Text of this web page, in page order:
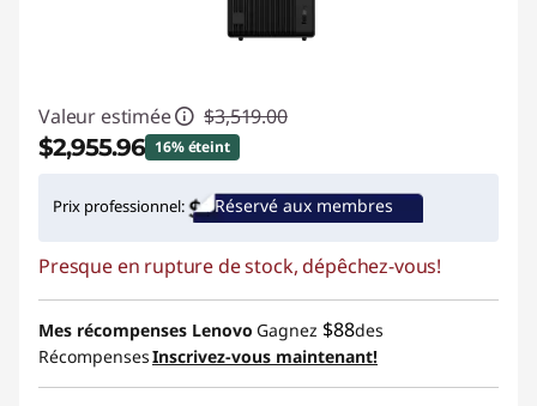
Valeur estimée $3,519.00
$2,955.96 16% éteint
Économies instantanées :-$563.04
Promo price: Max 5 units per order
Prix professionnel: Réservé aux membres
Presque en rupture de stock, dépêchez-vous!
Mes récompenses Lenovo Gagnez $88des
RécompensesInscrivez-vous maintenant!